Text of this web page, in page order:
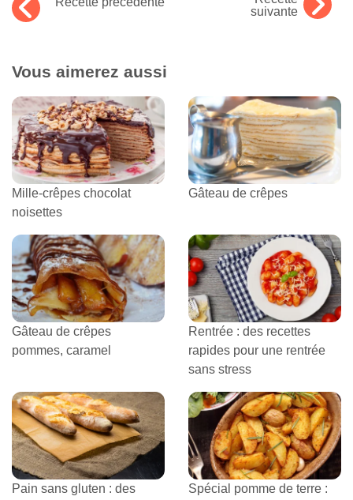
suivante
Vous aimerez aussi
Mille-crêpes chocolat
noisettes
Gâteau de crêpes
Gâteau de crêpes
pommes, caramel
Rentrée : des recettes
rapides pour une rentrée
sans stress
Pain sans gluten : des
Spécial pomme de terre :